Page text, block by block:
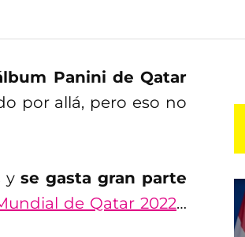
Panini de Qatar
por allá, pero eso no
y se gasta gran parte
de Qatar 2022…